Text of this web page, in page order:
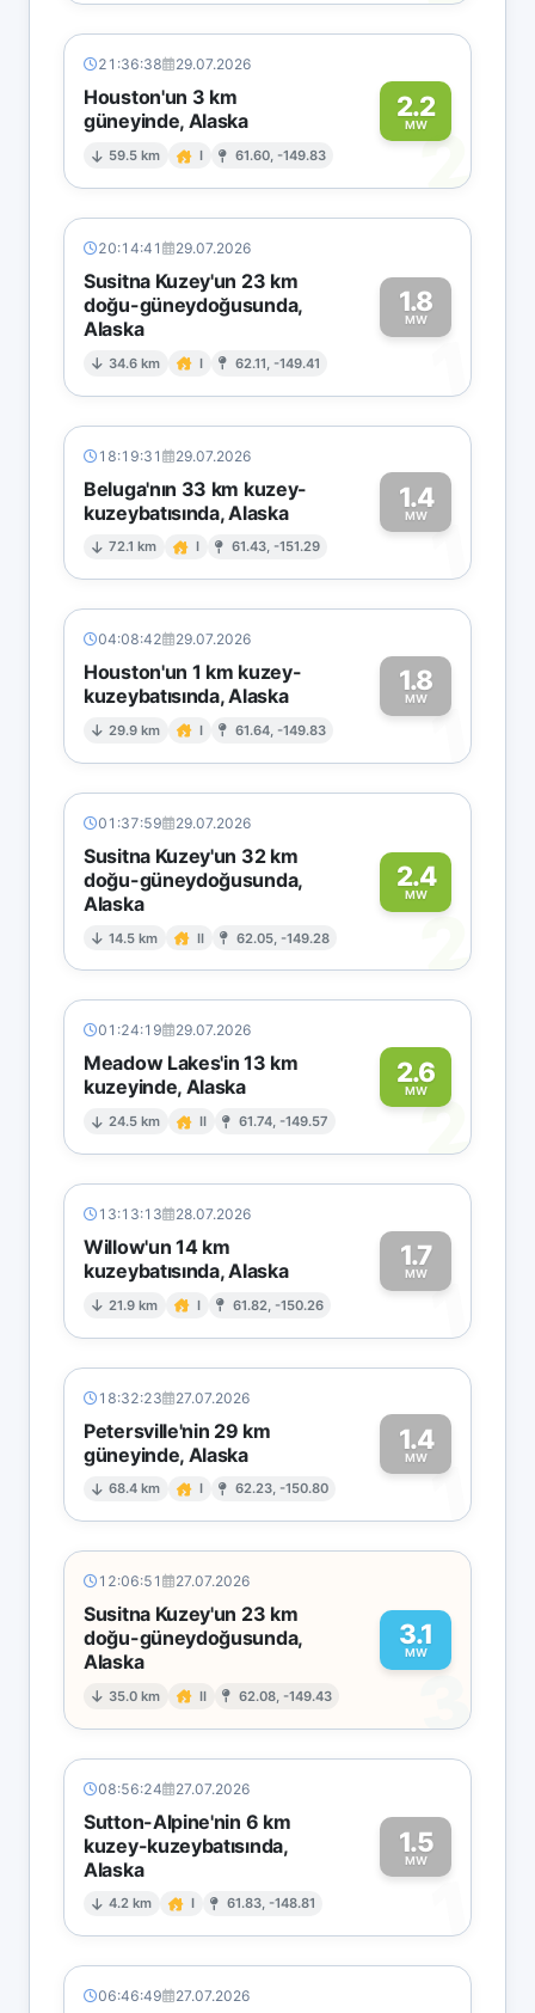
21:36:38 29.07.2026
Houston'un 3 km
güneyinde, Alaska
59.5 km I 61.60, -149.83
2.2
MW2
20:14:41 29.07.2026
Susitna Kuzey'un 23 km
doğu-güneydoğusunda,
Alaska
34.6 km I 62.11, -149.41
1.8
MW
1
18:19:31 29.07.2026
Beluga'nın 33 km kuzey-
kuzeybatısında, Alaska
72.1 km I 61.43, -151.29
1.4
MW1
04:08:42 29.07.2026
Houston'un 1 km kuzey-
kuzeybatısında, Alaska
29.9 km I 61.64, -149.83
1.8
MW1
01:37:59 29.07.2026
Susitna Kuzey'un 32 km
doğu-güneydoğusunda,
Alaska
14.5 km II 62.05, -149.28
2.4
MW
2
01:24:19 29.07.2026
Meadow Lakes'in 13 km
kuzeyinde, Alaska
24.5 km II 61.74, -149.57
2.6
MW2
13:13:13 28.07.2026
Willow'un 14 km
kuzeybatısında, Alaska
21.9 km I 61.82, -150.26
1.7
MW1
18:32:23 27.07.2026
Petersville'nin 29 km
güneyinde, Alaska
68.4 km I 62.23, -150.80
1.4
MW1
12:06:51 27.07.2026
Susitna Kuzey'un 23 km
doğu-güneydoğusunda,
Alaska
35.0 km II 62.08, -149.43
3.1
MW
3
08:56:24 27.07.2026
Sutton-Alpine'nin 6 km
kuzey-kuzeybatısında,
Alaska
4.2 km I 61.83, -148.81
1.5
MW
1
06:46:49 27.07.2026